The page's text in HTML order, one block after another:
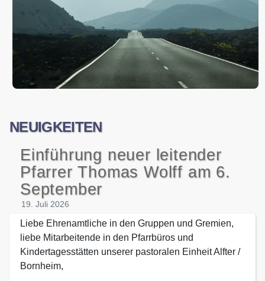
NEUIGKEITEN
Einführung neuer leitender
Pfarrer Thomas Wolff am 6.
September
19. Juli 2026
Liebe Ehrenamtliche in den Gruppen und Gremien,
liebe Mitarbeitende in den Pfarrbüros und
Kindertagesstätten unserer pastoralen Einheit Alfter /
Bornheim,